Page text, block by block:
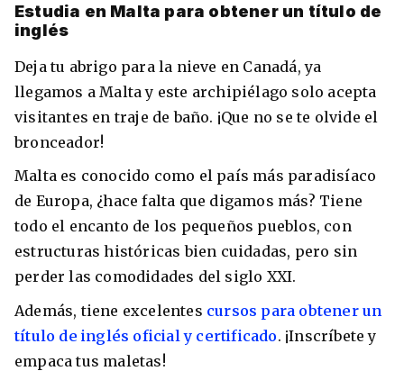
Estudia en Malta para obtener un título de
inglés
Deja tu abrigo para la nieve en Canadá, ya
llegamos a Malta y este archipiélago solo acepta
visitantes en traje de baño. ¡Que no se te olvide el
bronceador!
Malta es conocido como el país más paradisíaco
de Europa, ¿hace falta que digamos más? Tiene
todo el encanto de los pequeños pueblos, con
estructuras históricas bien cuidadas, pero sin
perder las comodidades del siglo XXI.
Además, tiene excelentes cursos para obtener un
título de inglés oficial y certificado. ¡Inscríbete y
empaca tus maletas!